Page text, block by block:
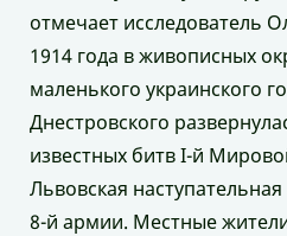
отмечает исследователь
1914 года в живописных
маленького украинского
Днестровского
известных битв I-й
Львовская
8-й армии. Местные